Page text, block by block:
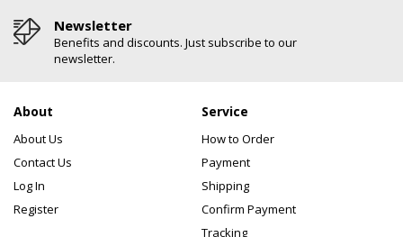
Newsletter
Benefits and discounts. Just subscribe to our
newsletter.
About
About Us
Contact Us
Log In
Register
Service
How to Order
Payment
Shipping
Confirm Payment
Tracking